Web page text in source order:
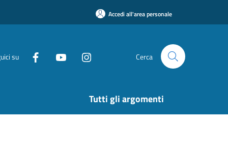
Accedi all'area personale
su Cerca
Tutti gli argomenti